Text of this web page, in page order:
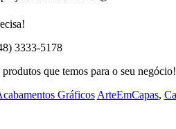
3333-5178
que temos para o seu negócio!
Gráficos ArteEmCapas,